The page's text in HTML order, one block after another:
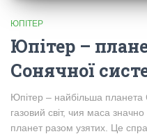
ЮПІТЕР
Юпітер –
Сонячної
Юпітер – найбільша планета
газовий світ, чия маса
планет разом узятих. Це